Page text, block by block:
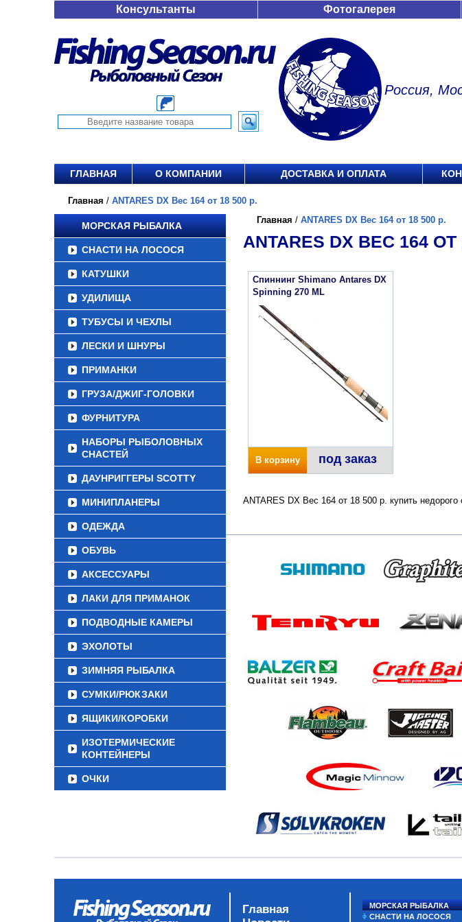
Консультанты Фотогалерея
Россия,
ГЛАВНАЯ О КОМПАНИИ ДОСТАВКА И ОПЛАТА
Главная / ANTARES DX Вес 164 от 18 500 р.
МОРСКАЯ РЫБАЛКА
СНАСТИ НА ЛОСОСЯ
КАТУШКИ
УДИЛИЩА
ТУБУСЫ И ЧЕХЛЫ
ЛЕСКИ И ШНУРЫ
ПРИМАНКИ
ГРУЗА/ДЖИГ-ГОЛОВКИ
ФУРНИТУРА
НАБОРЫ РЫБОЛОВНЫХ
СНАСТЕЙ
ДАУНРИГГЕРЫ SCOTTY
МИНИПЛАНЕРЫ
ОДЕЖДА
ОБУВЬ
АКСЕССУАРЫ
ЛАКИ ДЛЯ ПРИМАНОК
ПОДВОДНЫЕ КАМЕРЫ
ЭХОЛОТЫ
ЗИМНЯЯ РЫБАЛКА
СУМКИ/РЮКЗАКИ
ЯЩИКИ/КОРОБКИ
ИЗОТЕРМИЧЕСКИЕ
КОНТЕЙНЕРЫ
ОЧКИ
Главная / ANTARES DX Вес 164 от 18 500 р.
ANTARES DX ВЕС 164 ОТ
Спиннинг Shimano Antares DX
Spinning 270 ML
В корзину под заказ
ANTARES DX Вес 164 от 18 500 р. купить
Главная
МОРСКАЯ РЫБАЛКА
СНАСТИ НА ЛОСОСЯ